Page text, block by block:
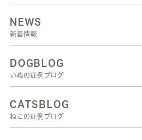
NEWS
新着情報
DOGBLOG
いぬの症例ブログ
CATSBLOG
ねこの症例ブログ